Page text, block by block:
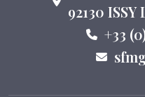
92130 ISSY
+33